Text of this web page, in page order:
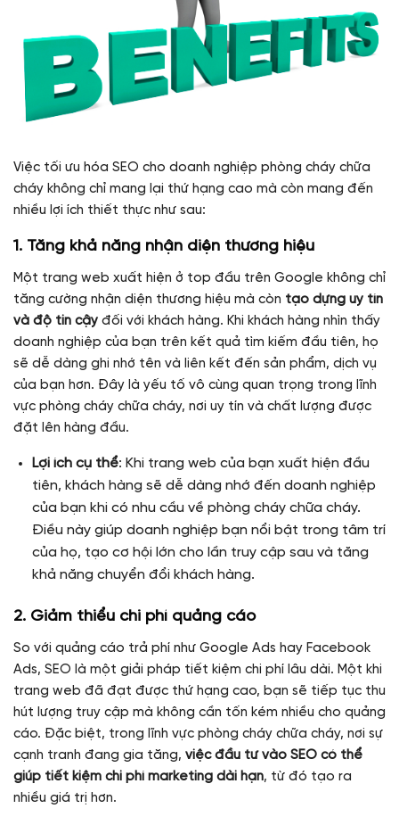
Việc tối ưu hóa SEO cho doanh nghiệp phòng cháy chữa
cháy không chỉ mang lại thứ hạng cao mà còn mang đến
nhiều lợi ích thiết thực như sau:
1. Tăng khả năng nhận diện thương hiệu
Một trang web xuất hiện ở top đầu trên Google không chỉ
tăng cường nhận diện thương hiệu mà còn tạo dựng uy tín
và độ tin cậy đối với khách hàng. Khi khách hàng nhìn thấy
doanh nghiệp của bạn trên kết quả tìm kiếm đầu tiên, họ
sẽ dễ dàng ghi nhớ tên và liên kết đến sản phẩm, dịch vụ
của bạn hơn. Đây là yếu tố vô cùng quan trọng trong lĩnh
vực phòng cháy chữa cháy, nơi uy tín và chất lượng được
đặt lên hàng đầu.
Lợi ích cụ thể: Khi trang web của bạn xuất hiện đầu
tiên, khách hàng sẽ dễ dàng nhớ đến doanh nghiệp
của bạn khi có nhu cầu về phòng cháy chữa cháy.
Điều này giúp doanh nghiệp bạn nổi bật trong tâm trí
của họ, tạo cơ hội lớn cho lần truy cập sau và tăng
khả năng chuyển đổi khách hàng.
2. Giảm thiểu chi phí quảng cáo
So với quảng cáo trả phí như Google Ads hay Facebook
Ads, SEO là một giải pháp tiết kiệm chi phí lâu dài. Một khi
trang web đã đạt được thứ hạng cao, bạn sẽ tiếp tục thu
hút lượng truy cập mà không cần tốn kém nhiều cho quảng
cáo. Đặc biệt, trong lĩnh vực phòng cháy chữa cháy, nơi sự
cạnh tranh đang gia tăng, việc đầu tư vào SEO có thể
giúp tiết kiệm chi phí marketing dài hạn, từ đó tạo ra
nhiều giá trị hơn.